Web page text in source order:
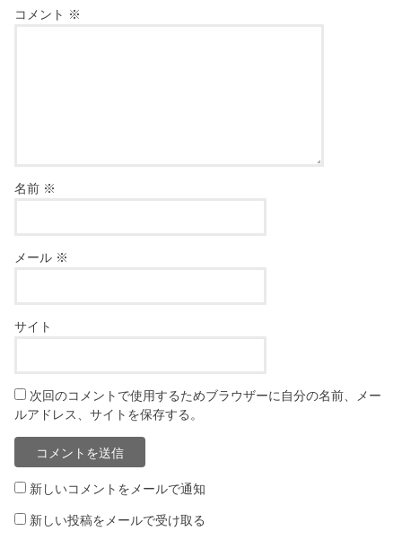
コメント ※
名前 ※
メール ※
サイト
次回のコメントで使用するためブラウザーに自分の名前、メー
ルアドレス、サイトを保存する。
新しいコメントをメールで通知
新しい投稿をメールで受け取る